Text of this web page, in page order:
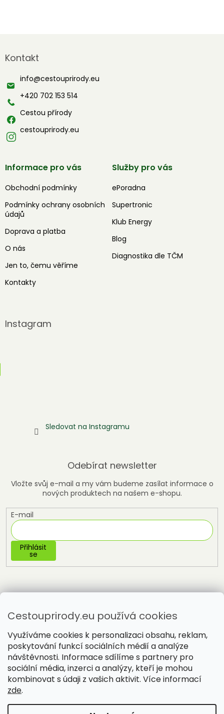
Cestouprirody.eu používá cookies
Využíváme cookies k personalizaci obsahu, reklam,
poskytování funkcí sociálních médií a analýze
návštěvnosti. Informace sdílíme s partnery pro
sociální média, inzerci a analýzy, kteří je mohou
kombinovat s údaji z vašich aktivit. Více informací
zde.
p
t
Kontakt
info@cestouprirody.eu
+420 702 153 514
Cestou přírody
cestouprirody.eu
Informace pro vás
Obchodní podmínky
Podmínky ochrany osobních
údajů
Doprava a platba
O nás
Jen to, čemu věříme
Kontakty
Služby pro vás
ePoradna
Supertronic
Klub Energy
Blog
Diagnostika dle TČM
Instagram
Sledovat na Instagramu
Odebírat newsletter
Vložte svůj e-mail a my vám budeme zasílat informace o
nových produktech na našem e-shopu.
E-mail
Přihlásit
se
Vytvořil Shoptet
Copyright 2026